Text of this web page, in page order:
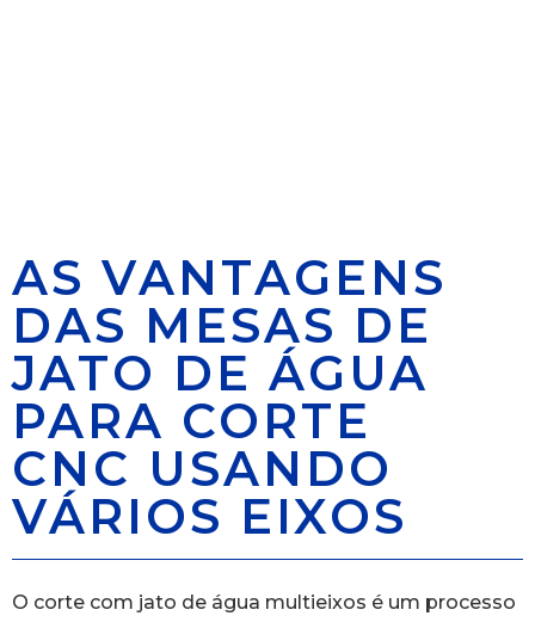
AS VANTAGENS
DAS MESAS DE
JATO DE ÁGUA
PARA CORTE
CNC USANDO
VÁRIOS EIXOS
O corte com jato de água multieixos é um processo